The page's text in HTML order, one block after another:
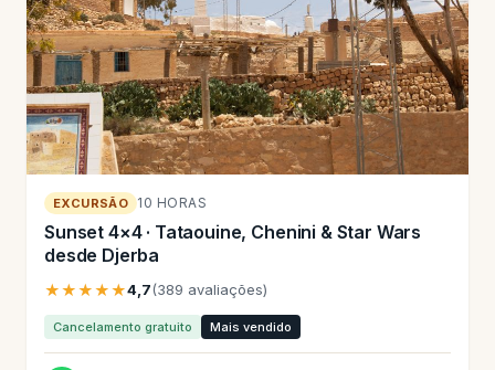
EXCURSÃO 10 HORAS
Sunset 4×4 · Tataouine, Chenini & Star Wars
desde Djerba
★★★★★4,7(389 avaliações)
Cancelamento gratuito Mais vendido